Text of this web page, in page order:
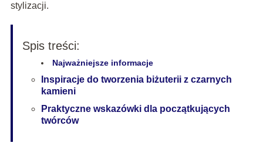
stylizacji.
Spis treści:
Najważniejsze informacje
Inspiracje do tworzenia biżuterii z czarnych
kamieni
Praktyczne wskazówki dla początkujących
twórców